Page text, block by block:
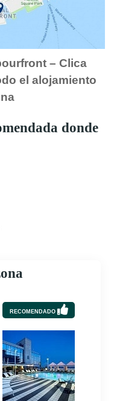
– Clica
el alojamiento
donde
RECOMENDADO